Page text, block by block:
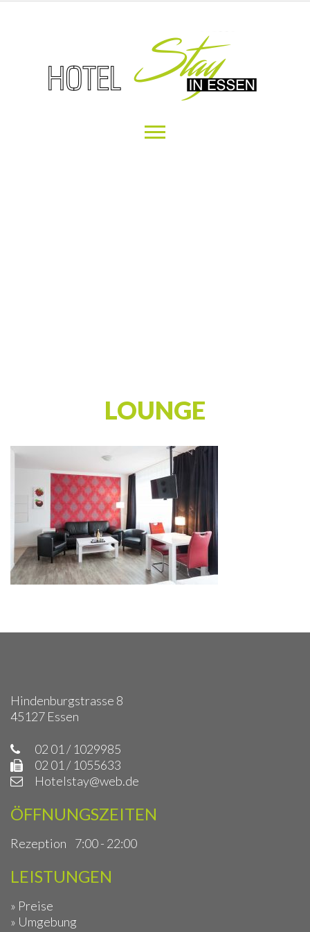
LOUNGE
Hindenburgstrasse 8
45127 Essen
02 01 / 1029985
02 01 / 1055633
Hotelstay@web.de
ÖFFNUNGSZEITEN
Rezeption 7:00 - 22:00
LEISTUNGEN
» Preise
» Umgebung